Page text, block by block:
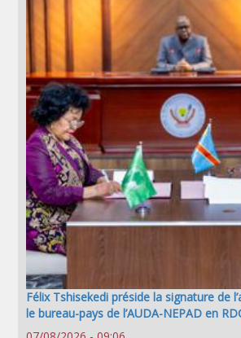
Félix Tshisekedi préside la signature de
le bureau-pays de l’AUDA-NEPAD en